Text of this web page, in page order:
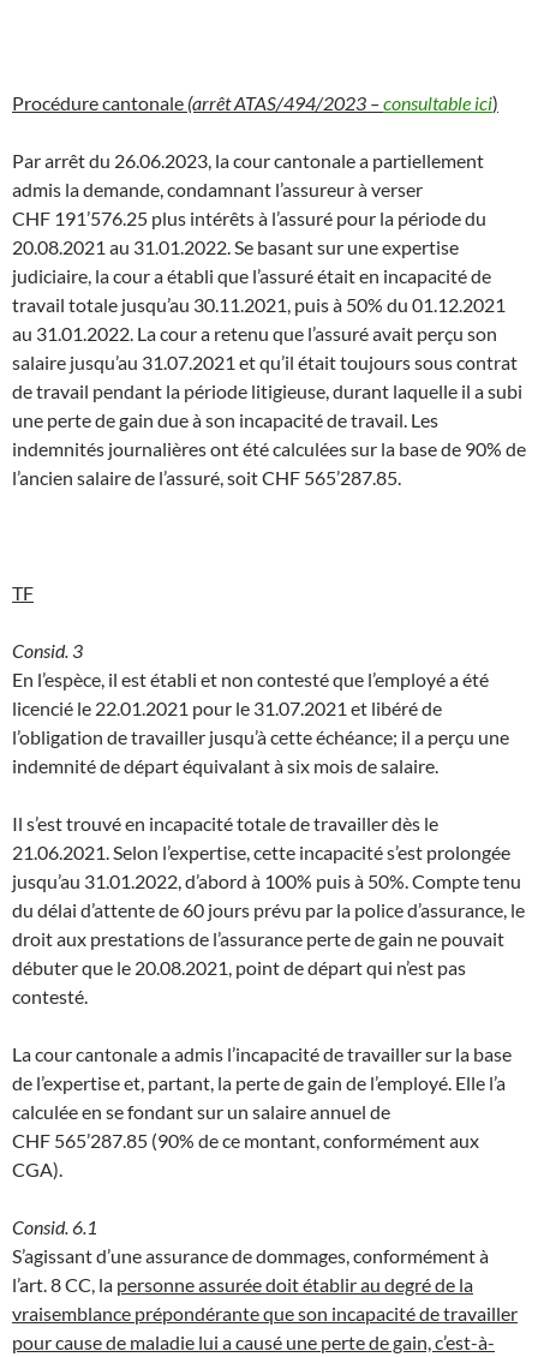
Procédure cantonale (arrêt ATAS/494/2023 –consultable ici)
Par arrêt du 26.06.2023, la cour cantonale a partiellement
admis la demande, condamnant l’assureur à verser
CHF 191’576.25 plus intérêts à l’assuré pour la période du
20.08.2021 au 31.01.2022. Se basant sur une expertise
judiciaire, la cour a établi que l’assuré était en incapacité de
travail totale jusqu’au 30.11.2021, puis à 50% du 01.12.2021
au 31.01.2022. La cour a retenu que l’assuré avait perçu son
salaire jusqu’au 31.07.2021 et qu’il était toujours sous contrat
de travail pendant la période litigieuse, durant laquelle il a subi
une perte de gain due à son incapacité de travail. Les
indemnités journalières ont été calculées sur la base de 90% de
l’ancien salaire de l’assuré, soit CHF 565’287.85.
TF
Consid. 3
En l’espèce, il est établi et non contesté que l’employé a été
licencié le 22.01.2021 pour le 31.07.2021 et libéré de
l’obligation de travailler jusqu’à cette échéance; il a perçu une
indemnité de départ équivalant à six mois de salaire.
Il s’est trouvé en incapacité totale de travailler dès le
21.06.2021. Selon l’expertise, cette incapacité s’est prolongée
jusqu’au 31.01.2022, d’abord à 100% puis à 50%. Compte tenu
du délai d’attente de 60 jours prévu par la police d’assurance, le
droit aux prestations de l’assurance perte de gain ne pouvait
débuter que le 20.08.2021, point de départ qui n’est pas
contesté.
La cour cantonale a admis l’incapacité de travailler sur la base
de l’expertise et, partant, la perte de gain de l’employé. Elle l’a
calculée en se fondant sur un salaire annuel de
CHF 565’287.85 (90% de ce montant, conformément aux
CGA).
Consid. 6.1
S’agissant d’une assurance de dommages, conformément à
l’art. 8 CC, la personne assurée doit établir au degré de la
vraisemblance prépondérante que son incapacité de travailler
pour cause de maladie lui a causé une perte de gain, c’est-à-